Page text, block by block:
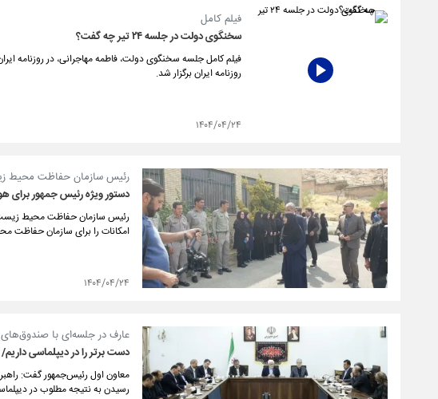
فیلم کامل
سخنگوی دولت در جلسه ۲۴ تیر چه گفت؟
روزنامه ایران برگزار شد.
۱۴۰۴/۰۴/۲۴
رئیس سازمان حفاظت محیط
دستور ویژه رئیس جمهور
رئیس سازمان حفاظت محیط
امکانات را برای سازمان حفاظت
۱۴۰۴/۰۴/۲۴
عارف در جلسه‌ای با
دست برتر را در دیپلماسی
معاون اول رئیس‌جمهور گفت:
رسیدن به نتیجه مطلوب در